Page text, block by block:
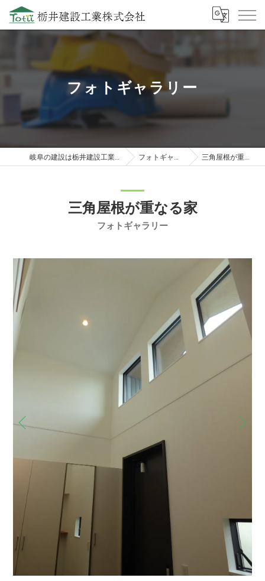
フォトギャラリー
岐阜の建設は栃井建設工業株式会社 フォトギャラリー 三角屋根が重なる家
フォトギャラリー
三角屋根が重なる家